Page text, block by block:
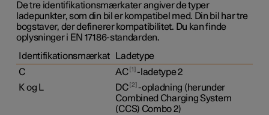
De tre identifikationsmærkater angiver de typer
ladepunkter, som din bil er kompatibel med. Din bil har tre
bogstaver, der definerer kompatibilitet. Du kan finde
oplysninger i EN 17186-standarden.
Identifikationsmærkat
Ladetype
C
AC 1 -ladetype 2
K og L
DC 2 -opladning (herunder
Combined Charging System
(CCS) Combo 2)